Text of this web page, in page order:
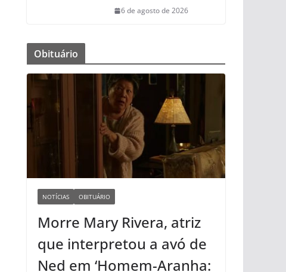
6 de agosto de 2026
Obituário
NOTÍCIAS OBITUÁRIO
Morre Mary Rivera, atriz
que interpretou a avó de
Ned em ‘Homem-Aranha: